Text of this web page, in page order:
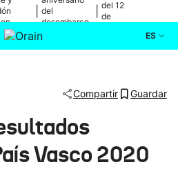
del
desembarco
de Elkano
del 12
de
ES
Cultura
Compartir Guardar
Vasco 2020